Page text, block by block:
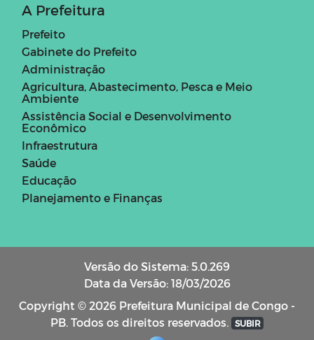
A Prefeitura
Prefeito
Gabinete do Prefeito
Administração
Agricultura, Abastecimento, Pesca e Meio
Ambiente
Assistência Social e Desenvolvimento
Econômico
Infraestrutura
Saúde
Educação
Planejamento e Finanças
Versão do Sistema: 5.0.269
Data da Versão: 18/03/2026
Copyright © 2026 Prefeitura Municipal de Congo -
PB. Todos os direitos reservados.
SUBIR